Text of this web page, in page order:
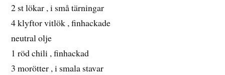
2 st lökar , i små tärningar
4 klyftor vitlök , finhackade
neutral olje
1 röd chili , finhackad
3 morötter , i smala stavar